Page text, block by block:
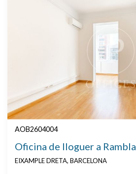
AOB2604004
Oficina de lloguer a
EIXAMPLE DRETA, BARCELONA